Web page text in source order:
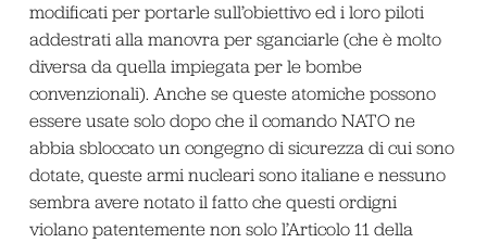
modificati per portarle sull’obiettivo ed i loro piloti
addestrati alla manovra per sganciarle (che è molto
diversa da quella impiegata per le bombe
convenzionali). Anche se queste atomiche possono
essere usate solo dopo che il comando NATO ne
abbia sbloccato un congegno di sicurezza di cui sono
dotate, queste armi nucleari sono italiane e nessuno
sembra avere notato il fatto che questi ordigni
violano patentemente non solo l’Articolo 11 della